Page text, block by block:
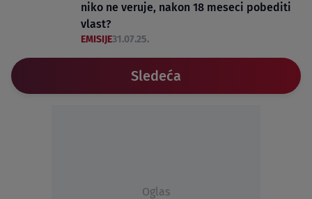
niko ne veruje, nakon 18 meseci pobediti
vlast?
EMISIJE31.07.25.
Sledeća
Oglas